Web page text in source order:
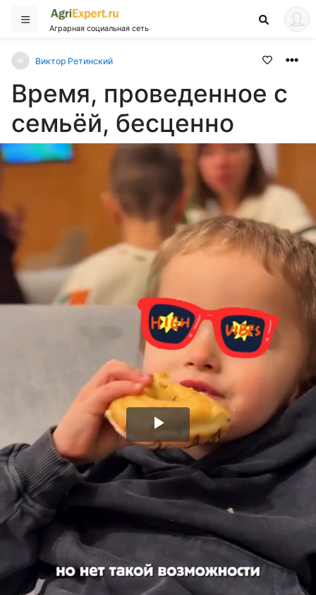
Аграрная социальная сеть
Виктор Ретинский
Время, проведенное с
семьёй, бесценно
Воспроизвести
видео